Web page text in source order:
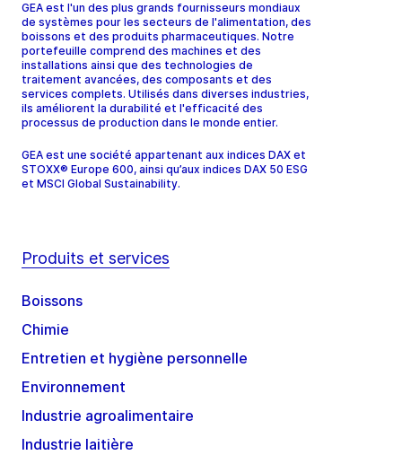
GEA est l'un des plus grands fournisseurs mondiaux
de systèmes pour les secteurs de l'alimentation, des
boissons et des produits pharmaceutiques. Notre
portefeuille comprend des machines et des
installations ainsi que des technologies de
traitement avancées, des composants et des
services complets. Utilisés dans diverses industries,
ils améliorent la durabilité et l'efficacité des
processus de production dans le monde entier.
GEA est une société appartenant aux indices DAX et
STOXX® Europe 600, ainsi qu’aux indices DAX 50 ESG
et MSCI Global Sustainability.
Produits et services
Boissons
Chimie
Entretien et hygiène personnelle
Environnement
Industrie agroalimentaire
Industrie laitière